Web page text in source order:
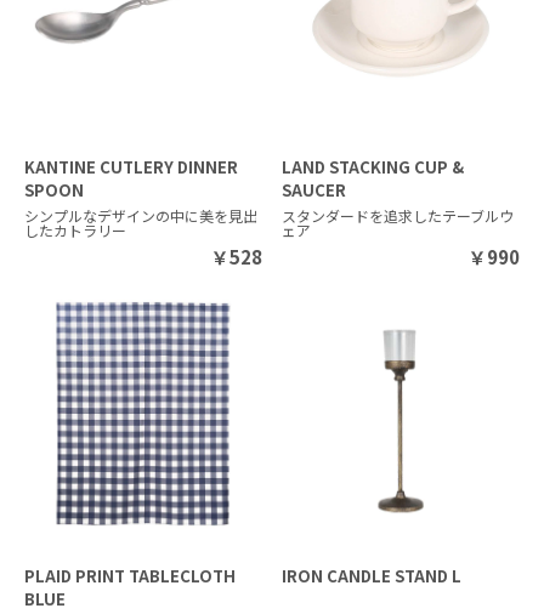
KANTINE CUTLERY DINNER
SPOON
シンプルなデザインの中に美を見出
したカトラリー
￥528
LAND STACKING CUP &
SAUCER
スタンダードを追求したテーブルウ
ェア
￥990
PLAID PRINT TABLECLOTH
BLUE
IRON CANDLE STAND L